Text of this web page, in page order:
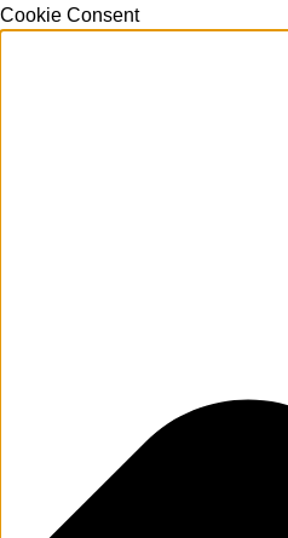
Cookie Consent